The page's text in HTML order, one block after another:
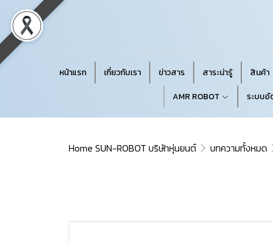
หน้าแรก เกี่ยวกับเรา ข่าวสาร สาระน่ารู้ สินค้า
AMR ROBOT
ระบบอั
Home SUN-ROBOT บริษัทหุ่นยนต์ บทความทั้งหมด